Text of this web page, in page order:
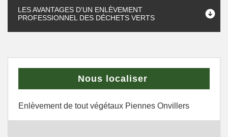
LES AVANTAGES D'UN ENLÈVEMENT
PROFESSIONNEL DES DÉCHETS VERTS
Nous localiser
Enlèvement de tout végétaux Piennes Onvillers